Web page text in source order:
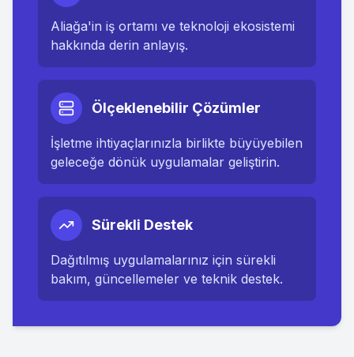
Aliağa'in iş ortamı ve teknoloji ekosistemi
hakkında derin anlayış.
Ölçeklenebilir Çözümler
İşletme ihtiyaçlarınızla birlikte büyüyebilen
geleceğe dönük uygulamalar geliştirin.
Sürekli Destek
Dağıtılmış uygulamalarınız için sürekli
bakım, güncellemeler ve teknik destek.